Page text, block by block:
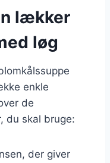
lækker
løg
enkle
de
du skal bruge:
der giver